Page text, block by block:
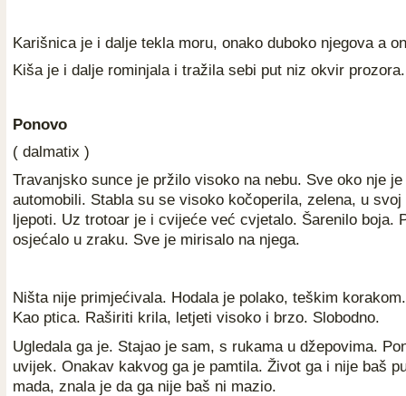
Karišnica je i dalje tekla moru, onako duboko njegova a
Kiša je i dalje rominjala i tražila sebi put niz okvir prozora.
Ponovo
( dalmatix )
Travanjsko sunce je pržilo visoko na nebu. Sve oko nje
automobili. Stabla su se visoko kočoperila, zelena, u
ljepoti. Uz trotoar je i cvijeće već cvjetalo. Šarenilo boja.
osjećalo u zraku. Sve je mirisalo na njega.
Ništa nije primjećivala. Hodala je polako, teškim
Kao ptica. Raširiti krila, letjeti visoko i brzo. Slobodno.
Ugledala ga je. Stajao je sam, s rukama u džepovima.
uvijek. Onakav kakvog ga je pamtila. Život ga i nije baš
mada, znala je da ga nije baš ni mazio.